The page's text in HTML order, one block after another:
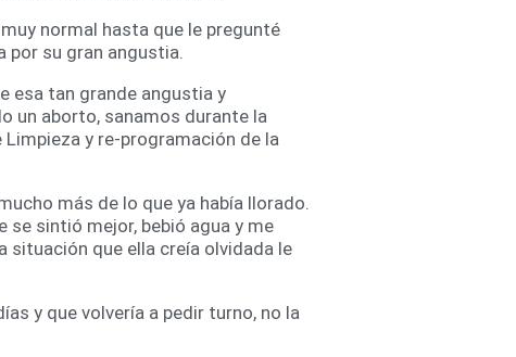
normal hasta que le pregunté
por su gran angustia.
esa tan grande angustia y
un aborto, sanamos durante la
y re-programación de la
más de lo que ya había llorado.
se sintió mejor, bebió agua y me
situación que ella creía olvidada le
y que volvería a pedir turno, no la